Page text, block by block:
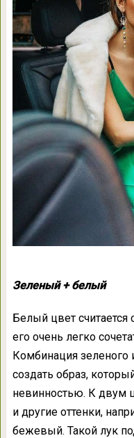
Зеленый + белый
Белый цвет
его очень легко
Комбинация зеленого
создать образ,
невинностью. К двум
и другие оттенки,
бежевый. Такой лук